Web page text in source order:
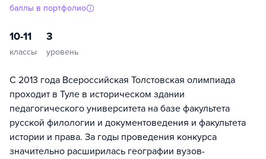
баллы в портфолио
10-11
классы
3
уровень
C 2013 года Всероссийская Толстовская олимпиада
проходит в Туле в историческом здании
педагогического университета на базе факультета
русской филологии и документоведения и факультета
истории и права. За годы проведения конкурса
значительно расширилась географии вузов-